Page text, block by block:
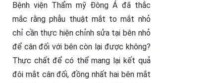
Bệnh viện Thẩm mỹ Đông Á đã thắc
mắc rằng phẫu thuật mắt to mắt nhỏ
chỉ cần thực hiện chỉnh sửa tại bên nhỏ
để cân đối với bên còn lại được không?
Thực chất để có thể mang lại kết quả
đôi mắt cân đối, đồng nhất hai bên mắt